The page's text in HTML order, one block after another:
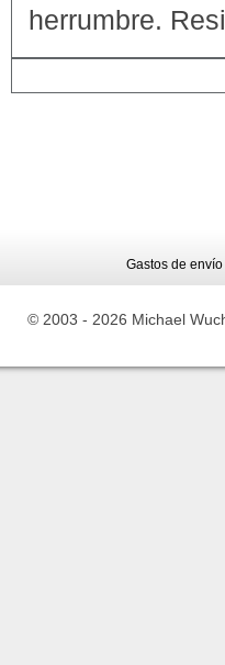
herrumbre.
Gastos de envío
© 2003 - 2026 Michael